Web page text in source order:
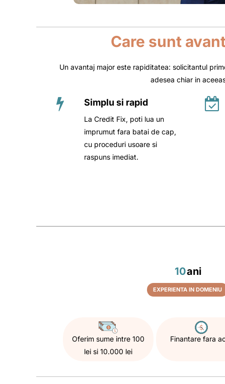
Care sunt
Un avantaj major este rapiditatea: solicitantul
adesea chiar in
Simplu si rapid
La Credit Fix, poti lua un
imprumut fara batai de cap,
cu proceduri usoare si
raspuns imediat.
10ani
EXPERIENTA IN DOMENIU
Oferim sume intre 100
lei si 10.000 lei
Finantare fara